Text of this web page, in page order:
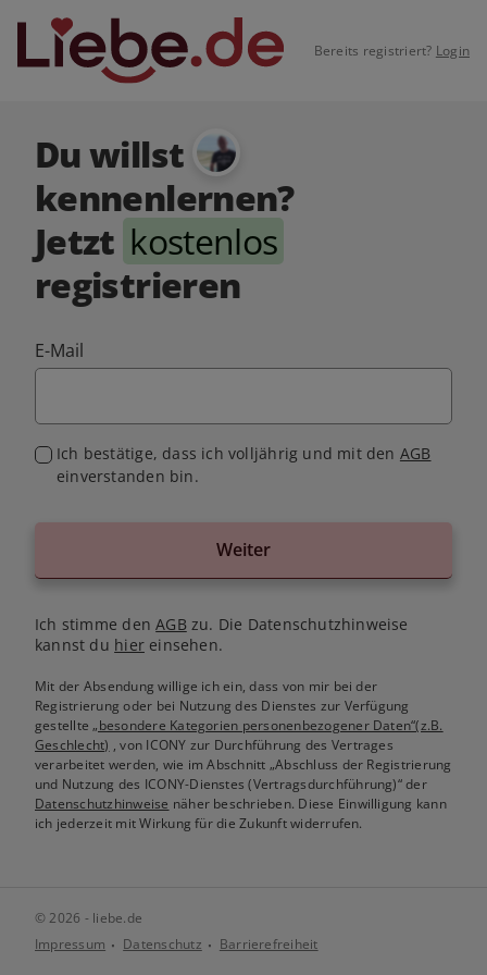
Bereits registriert? Login
Du willst
kennenlernen?
Jetzt kostenlos
registrieren
E-Mail
Ich bestätige, dass ich volljährig und mit den AGB
einverstanden bin.
Weiter
Ich stimme denAGB zu. Die Datenschutzhinweise
kannst du hiereinsehen.
Mit der Absendung willige ich ein, dass von mir bei der
Registrierung oder bei Nutzung des Dienstes zur Verfügung
gestellte„besondere Kategorien personenbezogener Daten“(z.B.
Geschlecht) , von ICONY zur Durchführung des Vertrages
verarbeitet werden, wie im Abschnitt „Abschluss der Registrierung
und Nutzung des ICONY-Dienstes (Vertragsdurchführung)“ der
Datenschutzhinweise näher beschrieben. Diese Einwilligung kann
ich jederzeit mit Wirkung für die Zukunft widerrufen.
© 2026 - liebe.de
Impressum
Datenschutz Barrierefreiheit